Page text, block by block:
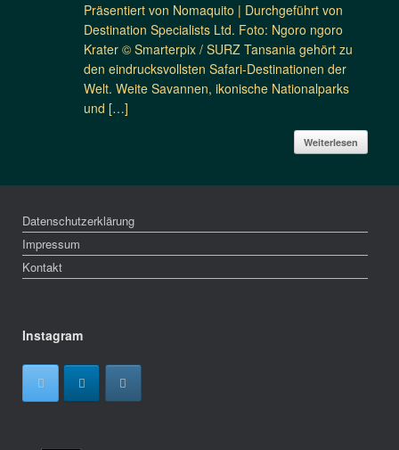
Präsentiert von Nomaquito | Durchgeführt von
Destination Specialists Ltd. Foto: Ngoro ngoro
Krater © Smarterpix / SURZ Tansania gehört zu
den eindrucksvollsten Safari-Destinationen der
Welt. Weite Savannen, ikonische Nationalparks
und […]
Weiterlesen
Datenschutzerklärung
Impressum
Kontakt
Instagram